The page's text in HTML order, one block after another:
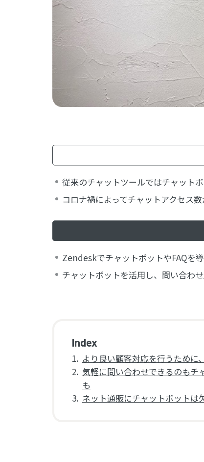
従来のチャットツールではチャット
コロナ禍によってチャットアクセス
ZendeskでチャットボットやFAQを
チャットボットを活用し、問い合わ
より良い顧客対応を行うために
気軽に問い合わせできるのもチ
も
ネット通販にチャットボットは